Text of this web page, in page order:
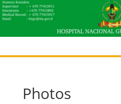
Photos